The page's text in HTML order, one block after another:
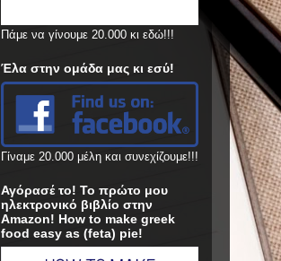
Πάμε να γίνουμε 20.000 κι εδώ!!!
Έλα στην ομάδα μας κι εσύ!
Γίναμε 20.000 μέλη και συνεχίζουμε!!!
Αγόρασέ το! Το πρώτο μου
ηλεκτρονικό βιβλίο στην
Amazon! How to make greek
food easy as (feta) pie!